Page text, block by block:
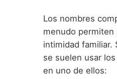
Los nombres
menudo permiten
intimidad familiar.
se suelen usar
en uno de ellos: